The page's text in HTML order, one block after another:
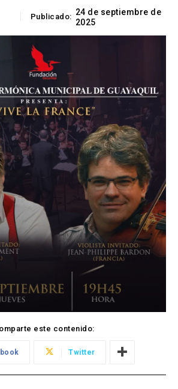
Publicado: 24 de septiembre de
2025
este contenido:
Twitter